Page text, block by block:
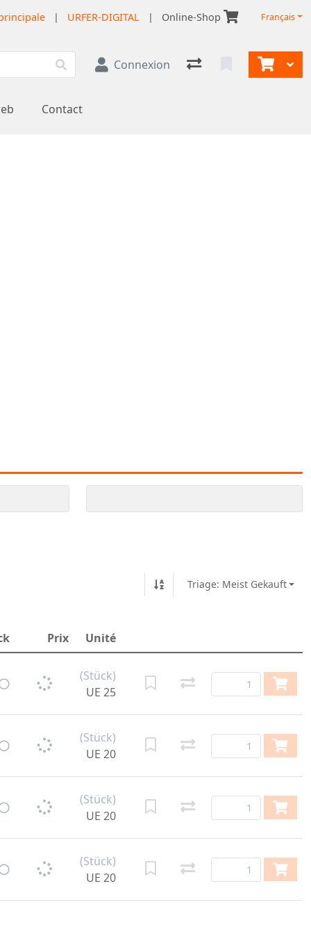
| URFER-DIGITAL | Online-Shop Français
Connexion
Contact
Triage: Meist Gekauft
Prix Unité
(Stück)
UE 25
(Stück)
UE 20
(Stück)
UE 20
(Stück)
UE 20